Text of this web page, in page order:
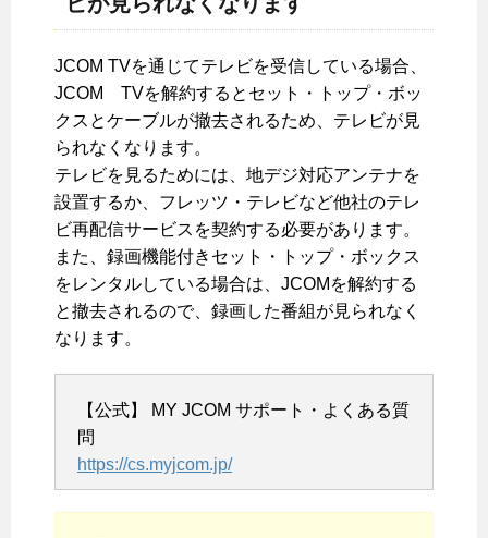
JCOM TVを通じてテレビを受信している場合、
JCOM TVを解約するとセット・トップ・ボッ
クスとケーブルが撤去されるため、テレビが見
られなくなります。
テレビを見るためには、地デジ対応アンテナを
設置するか、フレッツ・テレビなど他社のテレ
ビ再配信サービスを契約する必要があります。
また、録画機能付きセット・トップ・ボックス
をレンタルしている場合は、JCOMを解約する
と撤去されるので、録画した番組が見られなく
なります。
【公式】 MY JCOM サポート・よくある質
問
https://cs.myjcom.jp/